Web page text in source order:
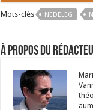
Mots-clés NEDELEG
À propos du